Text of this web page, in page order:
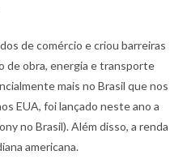
de comércio e criou barreiras
de obra, energia e transporte
mais no Brasil que nos
EUA, foi lançado neste ano a
no Brasil). Além disso, a renda
americana.